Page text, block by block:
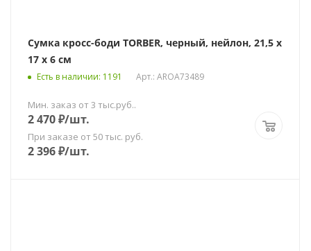
Сумка кросс-боди TORBER, черный, нейлон, 21,5 х
17 х 6 см
Есть в наличии: 1191 Арт.: AROA73489
Мин. заказ от 3 тыс.руб..
2 470₽/шт.
При заказе от 50 тыс. руб.
2 396₽/шт.